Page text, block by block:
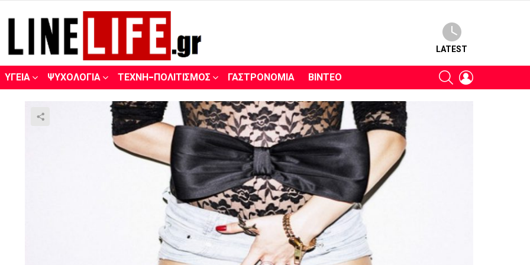
LATEST
ΥΓΕΊΑ ΨΥΧΟΛΟΓΊΑ ΤΈΧΝΗ-ΠΟΛΙΤΙΣΜΌΣ ΓΑΣΤΡΟΝΟΜΊΑ ΒΊΝΤΕΟ SEARCH